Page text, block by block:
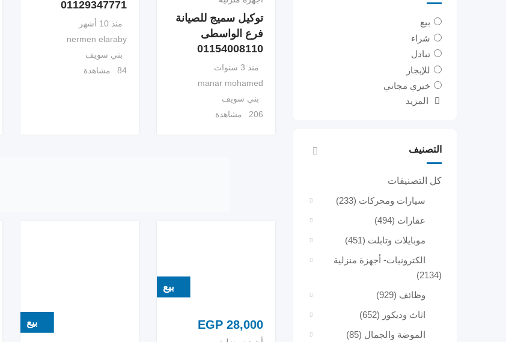
بيع
شراء
تبادل
للإيجار
خيري مجاني
المزيد
التصنيف
كل التصنيفات
سيارات ومحركات (233)
عقارات (494)
موبايلات وتابلت (451)
الكترونيات- أجهزة منزلية
(2134)
وظائف (929)
اثاث وديكور (652)
الموضة والجمال (85)
توكيل سميج للصيانة
فرع الواسطى
01154008110
منذ 3 سنوات
manar mohamed
بني سويف
206 مشاهدة
01129347771
منذ 10 أشهر
nermen elaraby
بني سويف
84 مشاهدة
بيع
EGP28,000 بيع